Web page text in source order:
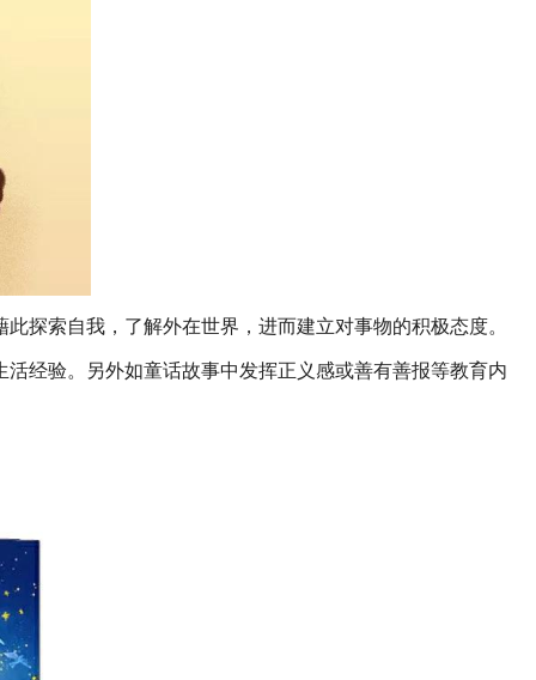
探索自我，了解外在世界，进而建立对事物的积极态度。
经验。另外如童话故事中发挥正义感或善有善报等教育内